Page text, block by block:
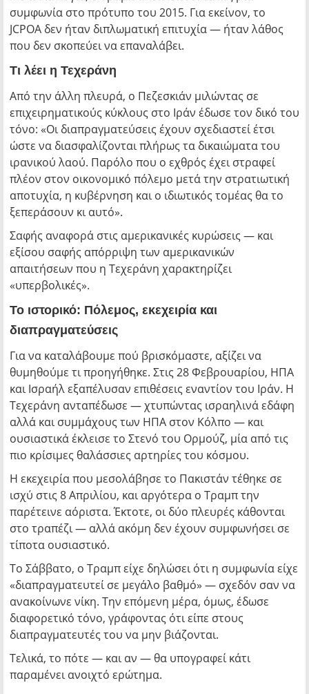
συμφωνία στο πρότυπο του 2015. Για εκείνον, το
JCPOA δεν ήταν διπλωματική επιτυχία — ήταν λάθος
που δεν σκοπεύει να επαναλάβει.
Τι λέει η Τεχεράνη
Από την άλλη πλευρά, ο Πεζεσκιάν μιλώντας σε
επιχειρηματικούς κύκλους στο Ιράν έδωσε τον δικό του
τόνο: «Οι διαπραγματεύσεις έχουν σχεδιαστεί έτσι
ώστε να διασφαλίζονται πλήρως τα δικαιώματα του
ιρανικού λαού. Παρόλο που ο εχθρός έχει στραφεί
πλέον στον οικονομικό πόλεμο μετά την στρατιωτική
αποτυχία, η κυβέρνηση και ο ιδιωτικός τομέας θα το
ξεπεράσουν κι αυτό».
Σαφής αναφορά στις αμερικανικές κυρώσεις — και
εξίσου σαφής απόρριψη των αμερικανικών
απαιτήσεων που η Τεχεράνη χαρακτηρίζει
«υπερβολικές».
Το ιστορικό: Πόλεμος, εκεχειρία και
διαπραγματεύσεις
Για να καταλάβουμε πού βρισκόμαστε, αξίζει να
θυμηθούμε τι προηγήθηκε. Στις 28 Φεβρουαρίου, ΗΠΑ
και Ισραήλ εξαπέλυσαν επιθέσεις εναντίον του Ιράν. Η
Τεχεράνη ανταπέδωσε — χτυπώντας ισραηλινά εδάφη
αλλά και συμμάχους των ΗΠΑ στον Κόλπο — και
ουσιαστικά έκλεισε το Στενό του Ορμούζ, μία από τις
πιο κρίσιμες θαλάσσιες αρτηρίες του κόσμου.
Η εκεχειρία που μεσολάβησε το Πακιστάν τέθηκε σε
ισχύ στις 8 Απριλίου, και αργότερα ο Τραμπ την
παρέτεινε αόριστα. Έκτοτε, οι δύο πλευρές κάθονται
στο τραπέζι — αλλά ακόμη δεν έχουν συμφωνήσει σε
τίποτα ουσιαστικό.
Το Σάββατο, ο Τραμπ είχε δηλώσει ότι η συμφωνία είχε
«διαπραγματευτεί σε μεγάλο βαθμό» — σχεδόν σαν να
ανακοίνωνε νίκη. Την επόμενη μέρα, όμως, έδωσε
διαφορετικό τόνο, γράφοντας ότι είπε στους
διαπραγματευτές του να μην βιάζονται.
Τελικά, το πότε — και αν — θα υπογραφεί κάτι
παραμένει ανοιχτό ερώτημα.